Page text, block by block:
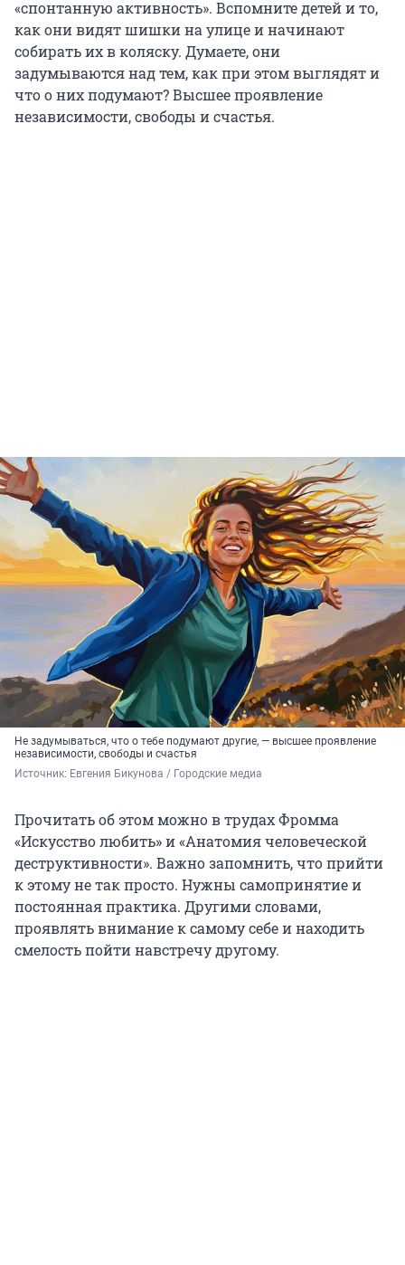
«спонтанную активность». Вспомните детей и то,
как они видят шишки на улице и начинают
собирать их в коляску. Думаете, они
задумываются над тем, как при этом выглядят и
что о них подумают? Высшее проявление
независимости, свободы и счастья.
Не задумываться, что о тебе подумают другие, — высшее проявление
независимости, свободы и счастья
Источник: Евгения Бикунова / Городские медиа
Прочитать об этом можно в трудах Фромма
«Искусство любить» и «Анатомия человеческой
деструктивности». Важно запомнить, что прийти
к этому не так просто. Нужны самопринятие и
постоянная практика. Другими словами,
проявлять внимание к самому себе и находить
смелость пойти навстречу другому.